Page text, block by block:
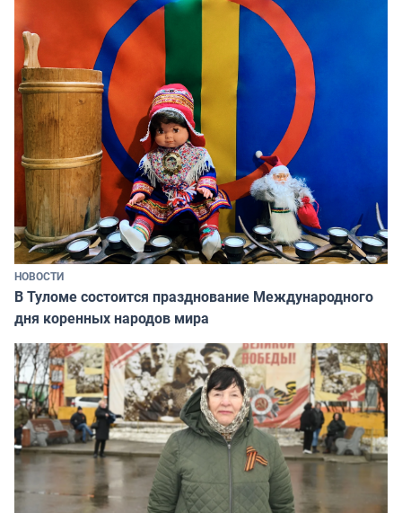
НОВОСТИ
В Туломе состоится празднование Международного
дня коренных народов мира